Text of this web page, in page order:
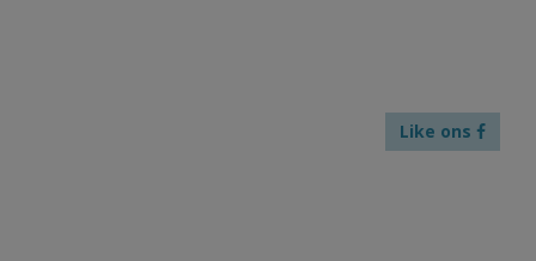
Like ons